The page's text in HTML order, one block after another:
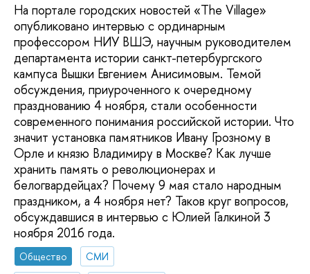
На портале городских новостей «The Village»
опубликовано интервью с ординарным
профессором НИУ ВШЭ, научным руководителем
департамента истории санкт-петербургского
кампуса Вышки Евгением Анисимовым. Темой
обсуждения, приуроченного к очередному
празднованию 4 ноября, стали особенности
современного понимания российской истории. Что
значит установка памятников Ивану Грозному в
Орле и князю Владимиру в Москве? Как лучше
хранить память о революционерах и
белогвардейцах? Почему 9 мая стало народным
праздником, а 4 ноября нет? Таков круг вопросов,
обсуждавшися в интервью с Юлией Галкиной 3
ноября 2016 года.
Общество
СМИ